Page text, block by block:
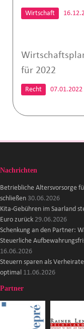
Wirtschaft
für 2022
Recht 07.01.2022
Nachrichten
Betriebliche Altersvorsorge
schließen 30.06.2026
Kita-Gebühren im Saarland
Euro zurück 29.06.2026
Schenkung an den Partner:
Steuerliche
16.06.2026
Steuern sparen als
optimal 11.06.2026
Partner